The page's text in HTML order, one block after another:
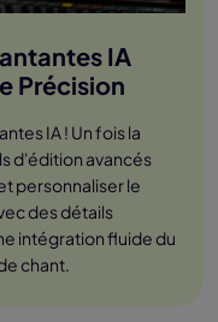
IA
Précision
IA ! Un fois la
d'édition avancés
personnaliser le
des détails
intégration fluide du
chant.